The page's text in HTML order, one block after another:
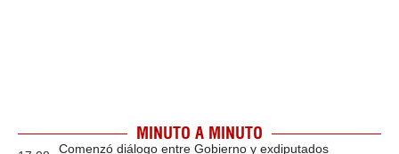
MINUTO A MINUTO
Comenzó diálogo entre Gobierno y exdiputados